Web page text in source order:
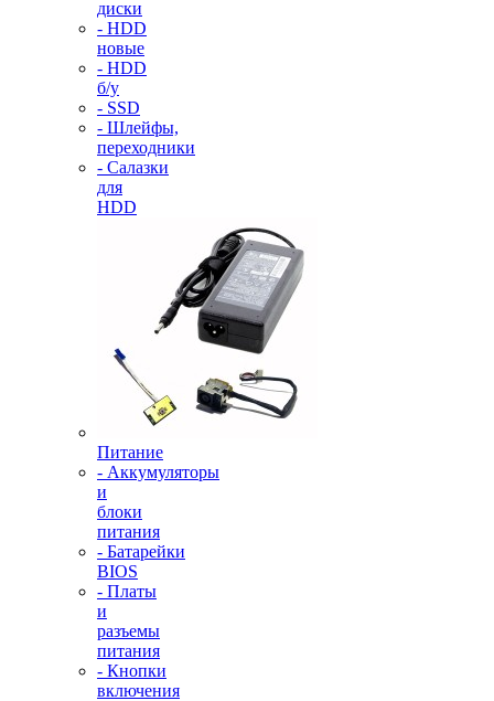
диски
- HDD
новые
- HDD
б/у
- SSD
- Шлейфы,
переходники
- Салазки
для
HDD
Питание
- Аккумуляторы
и
блоки
питания
- Батарейки
BIOS
- Платы
и
разъемы
питания
- Кнопки
включения